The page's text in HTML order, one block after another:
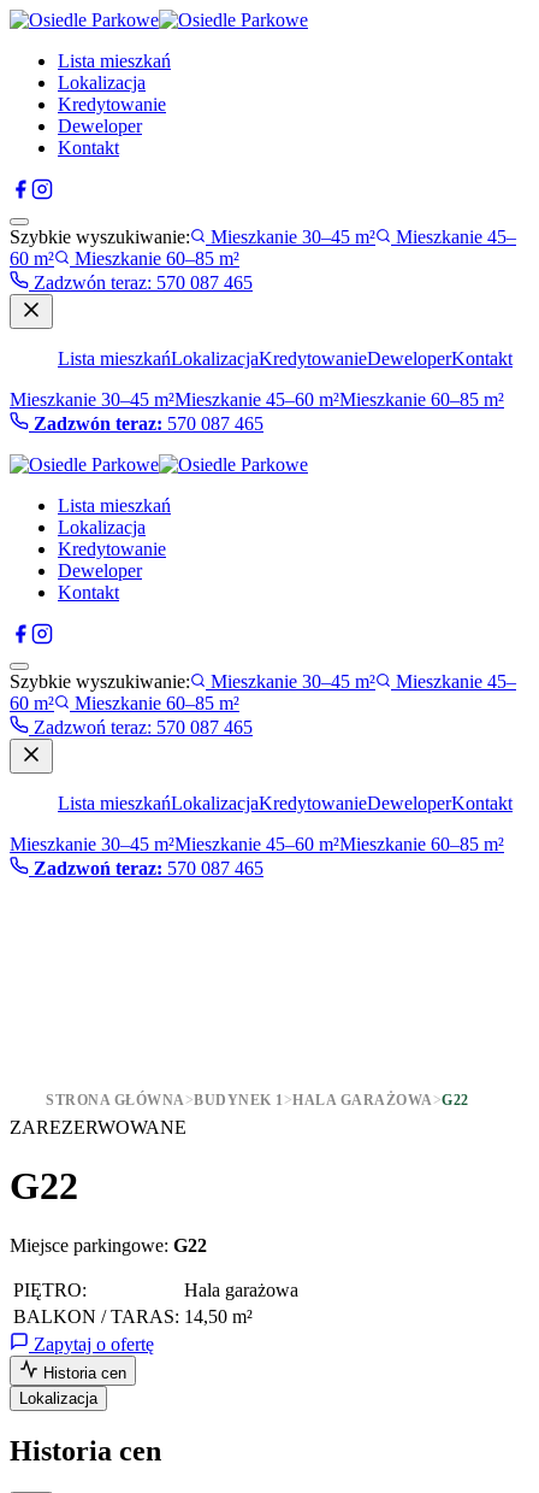
Lista mieszkań
Lokalizacja
Kredytowanie
Deweloper
Kontakt
Szybkie wyszukiwanie: Mieszkanie 30–45 m²
Mieszkanie 45–
60 m²
Mieszkanie 60–85 m²
Zadzwón teraz: 570 087 465
Lista mieszkańLokalizacjaKredytowanieDeweloperKontakt
Mieszkanie 30–45 m²Mieszkanie 45–60 m²Mieszkanie 60–85 m²
Zadzwón teraz: 570 087 465
Lista mieszkań
Lokalizacja
Kredytowanie
Deweloper
Kontakt
Szybkie wyszukiwanie: Mieszkanie 30–45 m²
Mieszkanie 45–
60 m²
Mieszkanie 60–85 m²
Zadzwoń teraz: 570 087 465
Lista mieszkańLokalizacjaKredytowanieDeweloperKontakt
Mieszkanie 30–45 m²Mieszkanie 45–60 m²Mieszkanie 60–85 m²
Zadzwoń teraz: 570 087 465
STRONA GŁÓWNA>BUDYNEK 1 >HALA GARAŻOWA>G22
ZAREZERWOWANE
G22
Miejsce parkingowe: G22
PIĘTRO:
Hala garażowa
BALKON / TARAS: 14,50 m²
Zapytaj o ofertę
Historia cen
Lokalizacja
Historia cen